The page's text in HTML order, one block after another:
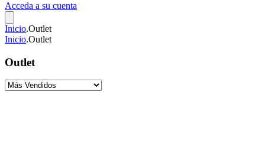
Acceda a su cuenta
Inicio.Outlet
Inicio.Outlet
Outlet